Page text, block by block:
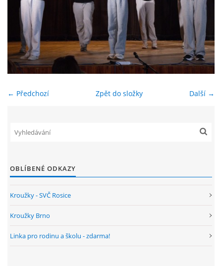
PROJEKTY
ENVIRONMENTÁLNÍ VÝCHOVA
FOTOALBUM
ŠKOLNÍ JÍDELNA
ARCHIV
KROUŽKY
← Předchozí Další →
Zpět do složky
OBLÍBENÉ ODKAZY
Kroužky - SVČ Rosice
Kroužky Brno
Linka pro rodinu a školu - zdarma!